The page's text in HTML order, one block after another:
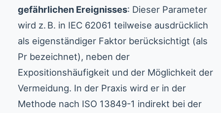
gefährlichen Ereignisses: Dieser Parameter
wird z. B. in IEC 62061 teilweise ausdrücklich
als eigenständiger Faktor berücksichtigt (als
Pr bezeichnet), neben der
Expositionshäufigkeit und der Möglichkeit der
Vermeidung. In der Praxis wird er in der
Methode nach ISO 13849-1 indirekt bei der